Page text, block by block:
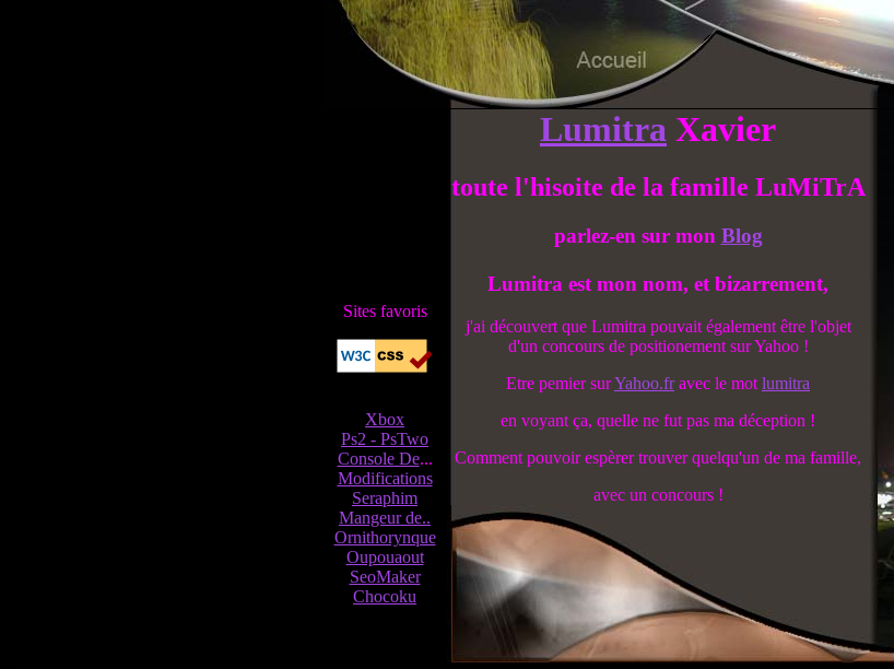
Sites favoris
Xbox
Ps2 - PsTwo
Console De...
Modifications
Seraphim
Mangeur de..
Ornithorynque
Oupouaout
SeoMaker
Chocoku
Lumitra Xavier
toute l'hisoite de la famille LuMiTrA
parlez-en sur mon Blog
Lumitra est mon nom, et bizarrement,
j'ai découvert que Lumitra pouvait également être l'objet
d'un concours de positionement sur Yahoo !
Etre pemier surYahoo.fravec le mot lumitra
en voyant ça, quelle ne fut pas ma déception !
Comment pouvoir espèrer trouver quelqu'un de ma famille,
avec un concours !